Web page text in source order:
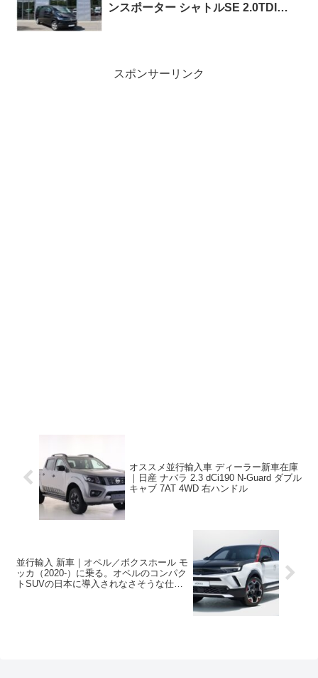
ンスポーター シャトルSE 2.0TDI
スポンサーリンク
オススメ並行輸入車 ディーラー新車在庫
｜日産 ナバラ 2.3 dCi190 N-Guard ダブル
キャブ 7AT 4WD 右ハンドル
並行輸入 新車｜オペル／ボクスホール モ
ッカ（2020-）に乗る。オペルのコンパク
トSUVの日本に導入されなさそうな仕様